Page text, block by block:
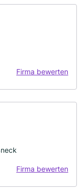
Firma bewerten
Firma bewerten